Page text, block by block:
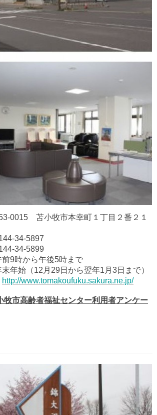
0015 苫小牧市本幸町１丁目２番２１
34-5897
34-5899
9時から午後5時まで
始（12月29日から翌年1月3日まで）
http://www.tomakoufuku.sakura.ne.jp/
牧市高齢者福祉センター利用者アンケー